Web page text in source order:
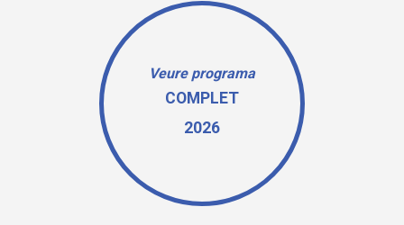
Veure programa
COMPLET
2026